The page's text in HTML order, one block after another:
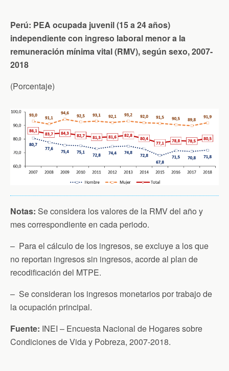
Perú: PEA ocupada juvenil (15 a 24 años)
independiente con ingreso laboral menor a la
remuneración mínima vital (RMV), según sexo, 2007-
2018
(Porcentaje)
Notas: Se considera los valores de la RMV del año y
mes correspondiente en cada periodo.
– Para el cálculo de los ingresos, se excluye a los que
no reportan ingresos sin ingresos, acorde al plan de
recodificación del MTPE.
– Se consideran los ingresos monetarios por trabajo de
la ocupación principal.
Fuente: INEI – Encuesta Nacional de Hogares sobre
Condiciones de Vida y Pobreza, 2007-2018.